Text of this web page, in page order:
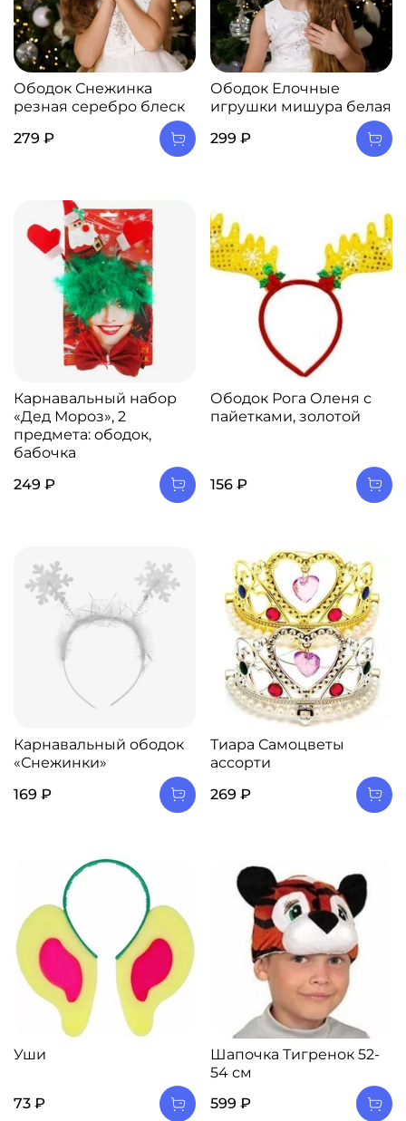
Ободок Снежинка
резная серебро блеск
279 ₽
Ободок Елочные
игрушки мишура белая
299 ₽
Карнавальный набор
«Дед Мороз», 2
предмета: ободок,
бабочка
249 ₽
Ободок Рога Оленя с
пайетками, золотой
156 ₽
Карнавальный ободок
«Снежинки»
169 ₽
Тиара Самоцветы
ассорти
269 ₽
Уши
73 ₽
Шапочка Тигренок 52-
54 см
599 ₽